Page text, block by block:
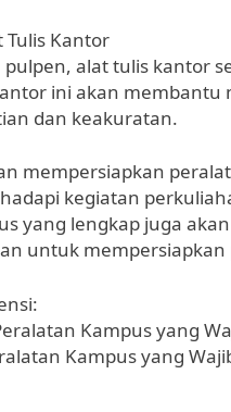
Tulis Kantor
pulpen, alat tulis kantor
ini akan membantu
dan keakuratan.
mempersiapkan
kegiatan
yang lengkap juga
untuk
Kampus yang
Kampus yang